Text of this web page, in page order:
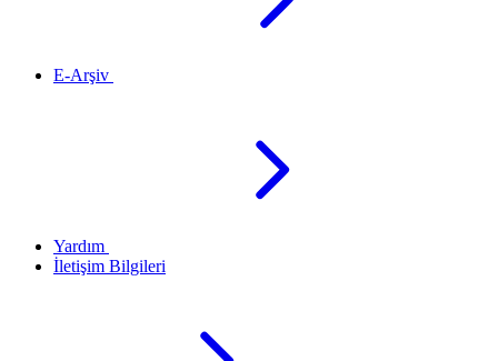
E-Arşiv
Yardım
İletişim Bilgileri